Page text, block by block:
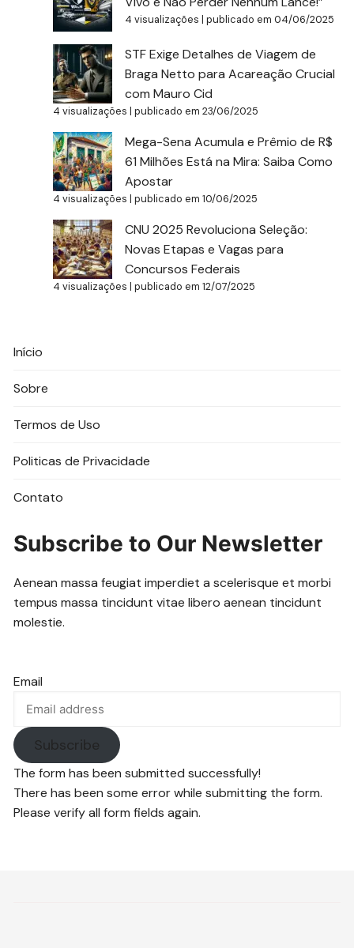
4 visualizações |publicado em 04/06/2025
STF Exige Detalhes de Viagem de
Braga Netto para Acareação Crucial
com Mauro Cid
4 visualizações |publicado em 23/06/2025
Mega-Sena Acumula e Prêmio de R$
61 Milhões Está na Mira: Saiba Como
Apostar
4 visualizações |publicado em 10/06/2025
CNU 2025 Revoluciona Seleção:
Novas Etapas e Vagas para
Concursos Federais
4 visualizações |publicado em 12/07/2025
Início
Sobre
Termos de Uso
Politicas de Privacidade
Contato
Subscribe to Our Newsletter
Aenean massa feugiat imperdiet a scelerisque et morbi
tempus massa tincidunt vitae libero aenean tincidunt
molestie.
Email
Subscribe
The form has been submitted successfully!
There has been some error while submitting the form.
Please verify all form fields again.